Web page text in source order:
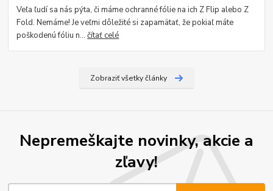
Veľa ľudí sa nás pýta, či máme ochranné fólie na ich Z Flip alebo Z
Fold. Nemáme! Je veľmi dôležité si zapamätať, že pokiaľ máte
poškodenú fóliu n...čítať celé
Zobraziť všetky články
Nepremeškajte novinky, akcie a
zľavy!